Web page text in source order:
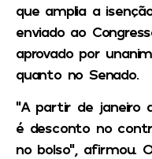
que amplia a
enviado ao
aprovado por
quanto no Senado.
“A partir de janeiro
é desconto no
no bolso”, afirmou.